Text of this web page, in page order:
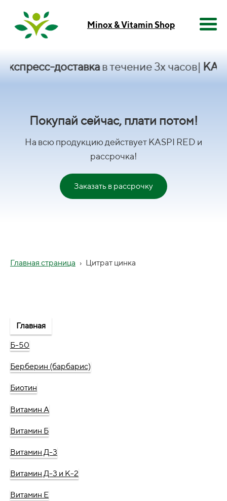
Minox & Vitamin Shop
доставкав течение 3х часов|KASPI RED
Покупай сейчас, плати потом!
На всю продукцию действует KASPI RED и
рассрочка!
Заказать в рассрочку
Главная страница › Цитрат цинка
Главная
Б-50
Берберин (барбарис)
Биотин
Витамин А
Витамин Б
Витамин Д-3
Витамин Д-3 и К-2
Витамин Е